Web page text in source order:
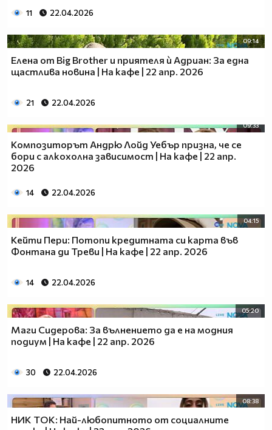
11 22.04.2026
09:14
Елена от Big Brother и приятеля ѝ Адриан: За една
щастлива новина | На кафе | 22 апр. 2026
21 22.04.2026
09:33
Композиторът Андрю Лойд Уебър призна, че се
бори с алкохолна зависимост | На кафе | 22 апр.
2026
14 22.04.2026
04:15
Кейти Пери: Потопи кредитната си карта във
Фонтана ди Треви | На кафе | 22 апр. 2026
14 22.04.2026
05:20
Маги Сидерова: За вълнението да е на модния
подиум | На кафе | 22 апр. 2026
30 22.04.2026
08:38
НИК ТОК: Най-любопитното от социалните